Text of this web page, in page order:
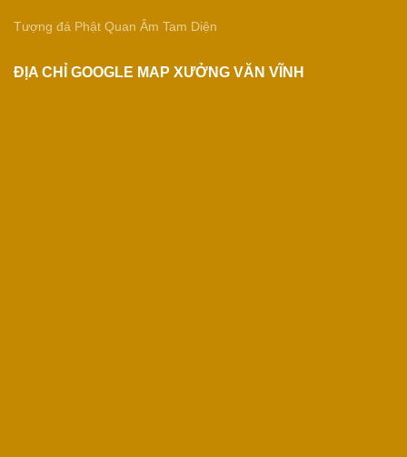
Tượng đá Phật Quan Âm Tam Diện
ĐỊA CHỈ GOOGLE MAP XƯỞNG VĂN VĨNH